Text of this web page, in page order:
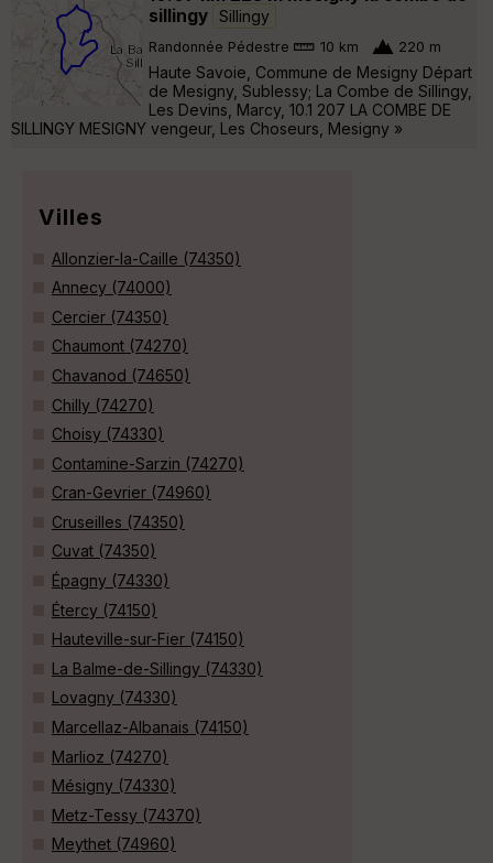
sillingy Sillingy
Randonnée Pédestre 10 km 220 m
Haute Savoie, Commune de Mesigny Départ
de Mesigny, Sublessy; La Combe de Sillingy,
Les Devins, Marcy, 10.1 207 LA COMBE DE
SILLINGY MESIGNY vengeur, Les Choseurs, Mesigny »
Villes
Allonzier-la-Caille (74350)
Annecy (74000)
Cercier (74350)
Chaumont (74270)
Chavanod (74650)
Chilly (74270)
Choisy (74330)
Contamine-Sarzin (74270)
Cran-Gevrier (74960)
Cruseilles (74350)
Cuvat (74350)
Épagny (74330)
Étercy (74150)
Hauteville-sur-Fier (74150)
La Balme-de-Sillingy (74330)
Lovagny (74330)
Marcellaz-Albanais (74150)
Marlioz (74270)
Mésigny (74330)
Metz-Tessy (74370)
Meythet (74960)